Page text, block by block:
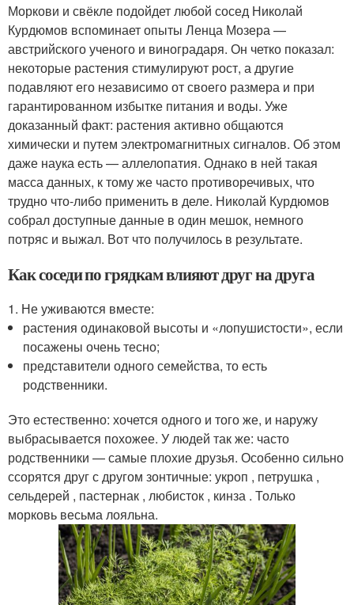
Моркови и свёкле подойдет любой сосед Николай
Курдюмов вспоминает опыты Ленца Мозера —
австрийского ученого и виноградаря. Он четко показал:
некоторые растения стимулируют рост, а другие
подавляют его независимо от своего размера и при
гарантированном избытке питания и воды. Уже
доказанный факт: растения активно общаются
химически и путем электромагнитных сигналов. Об этом
даже наука есть — аллелопатия. Однако в ней такая
масса данных, к тому же часто противоречивых, что
трудно что-либо применить в деле. Николай Курдюмов
собрал доступные данные в один мешок, немного
потряс и выжал. Вот что получилось в результате.
Как соседи по грядкам влияют друг на друга
1. Не уживаются вместе:
растения одинаковой высоты и «лопушистости», если
посажены очень тесно;
представители одного семейства, то есть
родственники.
Это естественно: хочется одного и того же, и наружу
выбрасывается похожее. У людей так же: часто
родственники — самые плохие друзья. Особенно сильно
ссорятся друг с другом зонтичные: укроп , петрушка ,
сельдерей , пастернак , любисток , кинза . Только
морковь весьма лояльна.